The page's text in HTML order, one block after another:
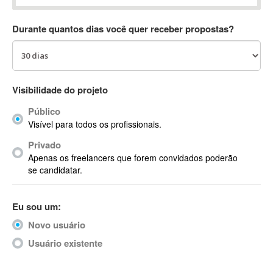
AC3
ACID Pro
ACPI
Acrobat
Acrobat X
Acronis
ACT
Actimize
ActionScript
ActionScript 3
Durante quantos dias você quer receber propostas?
Visibilidade do projeto
Público
Visível para todos os profissionais.
Privado
Apenas os freelancers que forem convidados poderão
se candidatar.
Eu sou um:
Novo usuário
Usuário existente